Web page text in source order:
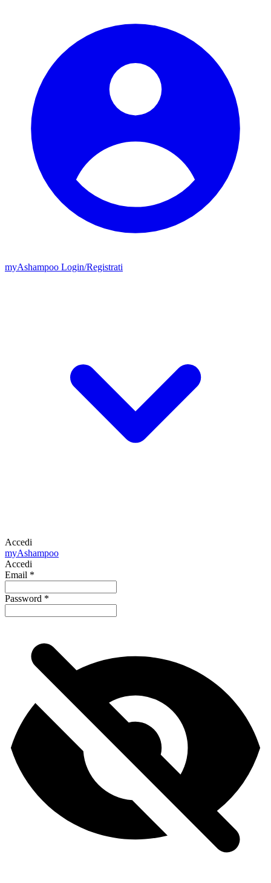
myAshampoo Login/Registrati
Accedi
myAshampoo
Accedi
Email *
Password *